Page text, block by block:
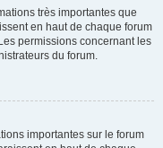
très importantes que
en haut de chaque forum
permissions concernant les
du forum.
importantes sur le forum